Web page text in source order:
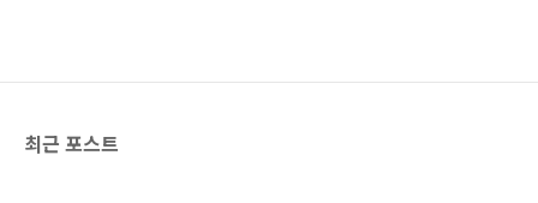
v.daum.net ⚖️ 법무법인 시우 이용민 변호사대한변호
최근 포스트